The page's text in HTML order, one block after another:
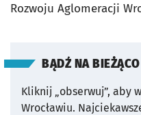
Rozwoju Aglomeracji
BĄDŹ NA
Kliknij „obserwuj”, aby
Wrocławiu.